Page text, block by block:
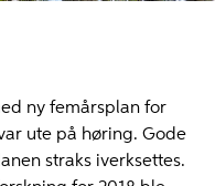
ny femårsplan for
ute på høring. Gode
straks iverksettes.